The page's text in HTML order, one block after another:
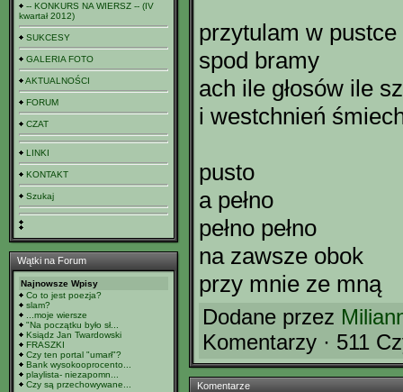
-- KONKURS NA WIERSZ -- (IV
kwartał 2012)
SUKCESY
GALERIA FOTO
AKTUALNOŚCI
FORUM
CZAT
LINKI
KONTAKT
Szukaj
Wątki na Forum
Najnowsze Wpisy
Co to jest poezja?
slam?
...moje wiersze
"Na początku było sł...
Ksiądz Jan Twardowski
FRASZKI
Czy ten portal "umarł"?
Bank wysokooprocento...
playlista- niezapomn...
Czy są przechowywane...
przytulam w
spod bramy
ach ile głosów ile
i westchnień
pusto
a pełno
pełno pełno
na zawsze obok
przy mnie ze mną
Dodane przez
Komentarzy · 511
Komentarze